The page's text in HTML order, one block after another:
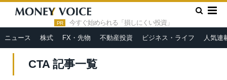
PR 今すぐ始められる「損しにくい投資」
ニュース 株式 FX・先物 不動産投資 ビジネス・ライフ 人気連
HOME » CTA
CTA 記事一覧